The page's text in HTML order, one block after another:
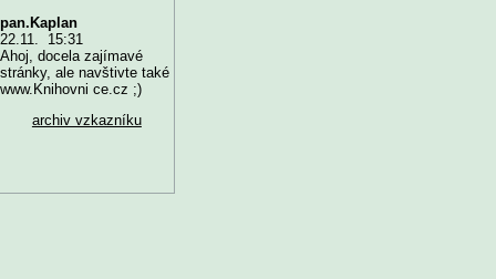
pan.Kaplan
22.11. 15:31
Ahoj, docela zajímavé
stránky, ale navštivte také
www.Knihovni ce.cz ;)
archiv vzkazníku